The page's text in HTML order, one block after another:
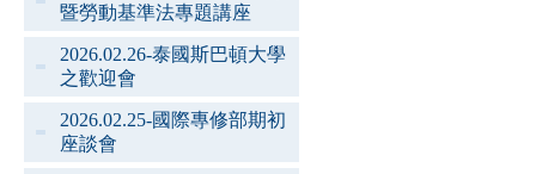
暨勞動基準法專題講座
2026.02.26-泰國斯巴頓大學
之歡迎會
2026.02.25-國際專修部期初
座談會